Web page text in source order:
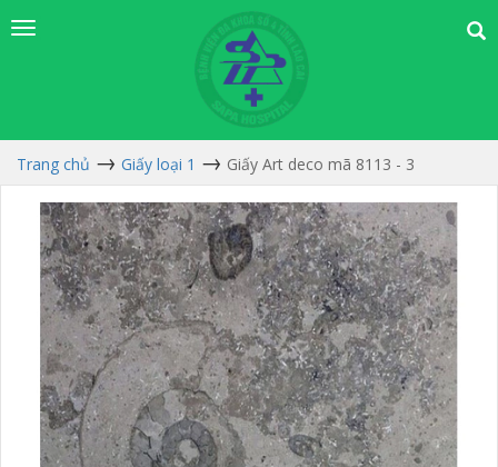
Trang chủ Giấy loại 1 Giấy Art deco mã 8113 - 3